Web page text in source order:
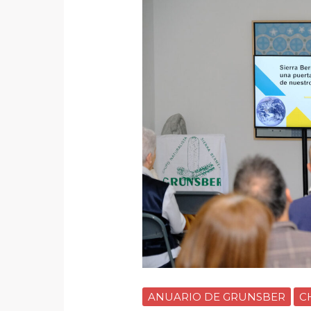
ANUARIO DE GRUNSBER